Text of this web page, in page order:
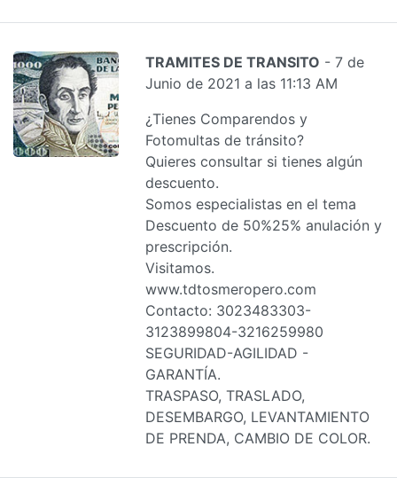
TRAMITES DE TRANSITO - 7 de
Junio de 2021 a las 11:13 AM
¿Tienes Comparendos y
Fotomultas de tránsito?
Quieres consultar si tienes algún
descuento.
Somos especialistas en el tema
Descuento de 50%25% anulación y
prescripción.
Visitamos.
www.tdtosmeropero.com
Contacto: 3023483303-
3123899804-3216259980
SEGURIDAD-AGILIDAD -
GARANTÍA.
TRASPASO, TRASLADO,
DESEMBARGO, LEVANTAMIENTO
DE PRENDA, CAMBIO DE COLOR.